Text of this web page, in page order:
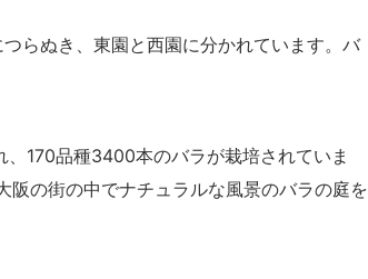
らぬき、東園と西園に分かれています。バ
170品種3400本のバラが栽培されていま
の街の中でナチュラルな風景のバラの庭を